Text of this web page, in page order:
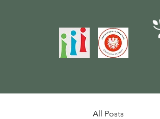
All Posts